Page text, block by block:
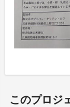
このプロジ